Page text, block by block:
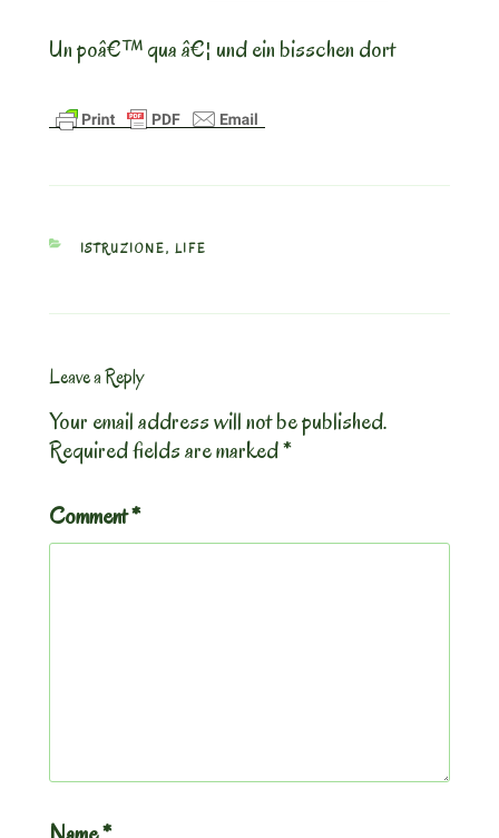
Un poâ€™ qua â€¦ und ein bisschen dort
CATEGORIES
ISTRUZIONE, LIFE
Leave a Reply
Your email address will not be published.
Required fields are marked*
Comment*